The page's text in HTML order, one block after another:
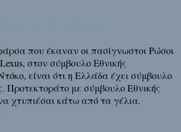
που έκαναν οι πασίγνωστοι Ρώσοι
στον σύμβουλο Εθνικής
είναι ότι η Ελλάδα έχει σύμβουλο
Προτεκτοράτο με σύμβουλο Εθνικής
χτυπιέσαι κάτω από τα γέλια.